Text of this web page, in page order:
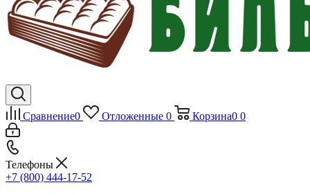
Сравнение0 Отложенные 0 Корзина0 0
Телефоны
+7 (800) 444-17-52